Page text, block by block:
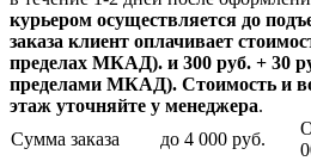
курьером осуществляется до
заказа клиент оплачивает
пределах МКАД). и 300 руб. + 30
пределами МКАД). Стоимость и
этаж уточняйте у менеджера.
Сумма заказа
до 4 000 руб.